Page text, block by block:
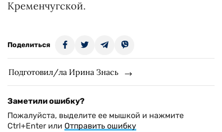
Кременчугской.
Поделиться
Подготовил/ла Ирина Знась
Заметили ошибку?
Пожалуйста, выделите ее мышкой и нажмите
Ctrl+Enter или Отправить ошибку